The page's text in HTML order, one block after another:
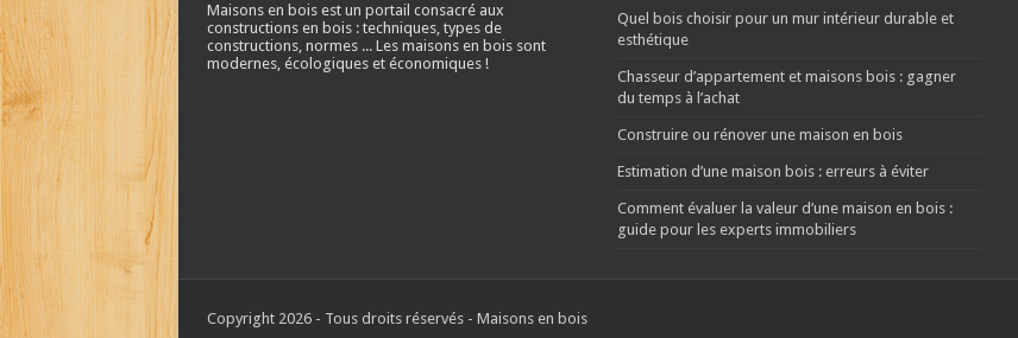
Maisons en bois est un portail consacré aux
constructions en bois : techniques, types de
constructions, normes ... Les maisons en bois sont
modernes, écologiques et économiques !
Quel bois choisir pour un mur intérieur durable et
esthétique
Chasseur d’appartement et maisons bois : gagner
du temps à l’achat
Construire ou rénover une maison en bois
Estimation d’une maison bois : erreurs à éviter
Comment évaluer la valeur d’une maison en bois :
guide pour les experts immobiliers
Copyright 2026 - Tous droits réservés - Maisons en bois